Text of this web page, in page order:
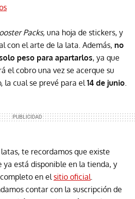
Packs, una hoja de stickers, y
con el arte de la lata. Además, no
peso para apartarlos, ya que
el cobro una vez se acerque su
la cual se prevé para el14 de junio.
te recordamos que existe
ya está disponible en la tienda, y
en elsitio oficial.
contar con la suscripción de